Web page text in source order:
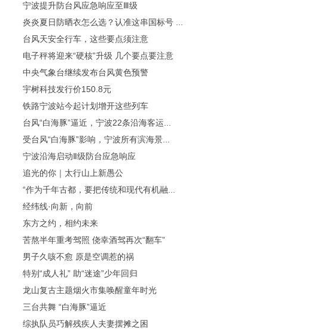
宁波提升防台风应急响应至Ⅲ级
炎炎夏日防晒衣怎么选？认准这串国标号 ...
台风天安全行车，这些要点须注意
电子秤将迎来“硬核”升级 几个要点要注意
中央气象台继续发布台风黄色预警
宇树科技发行价150.8元
铁路宁波站今起计划增开这些列车
台风“白海豚”逼近，宁波22条沿海客运...
受台风“白海豚”影响，宁波所有滨海景...
宁波沿海启动Ⅱ级防台应急响应
追光的你｜太行山上新愚公
“作为千年古都，要把传统和现代有机融...
经纬线·向新，向前
东方之约，相约未来
苦熬半年重考驾照 侥幸酒驾再次“翻车”
男子久咳不愈 原是空调惹的祸
特别“成人礼” 助“迷途”少年回归
龙山复古主题烟火市集唤醒童年时光
三台共舞 “白海豚”逼近
综执队员巧解残疾人夫妻摆摊之困